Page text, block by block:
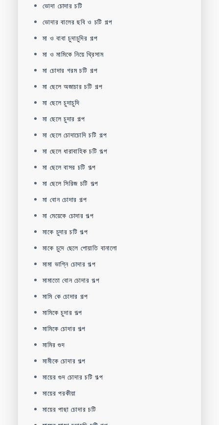
ভোদা চোদার চটি
ভোদার বালের ছবি ও চটি গল্প
মা ও বাবা চুদাচুদির গল্প
মা ও মামিকে নিয়ে থ্রিসাম
মা চোদার গরম চটি গল্প
মা ছেলে অজাচার চটি গল্প
মা ছেলে চুদাচুদি
মা ছেলে চুদার গল্প
মা ছেলে চোদাচোদি চটি গল্প
মা ছেলে ধারাবাহিক চটি গল্প
মা ছেলে বাসর চটি গল্প
মা ছেলে সিরিজ চটি গল্প
মা বোন চোদার গল্প
মা মেয়েকে চোদার গল্প
মাকে চুদার চটি গল্প
মাকে চুদে ছেলে পোয়াতি বানালো
মামা ভাগ্নি চোদার গল্প
মামাতো বোন চোদার গল্প
মামি কে চোদার গল্প
মামিকে চুদার গল্প
মামিকে চোদার গল্প
মামির গুদ
মামীকে চোদার গল্প
মায়ের গুদ চোদার চটি গল্প
মায়ের পরকীয়া
মায়ের পাছা চোদার চটি